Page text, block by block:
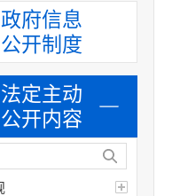
政府信息
公开制度
法定主动
公开内容